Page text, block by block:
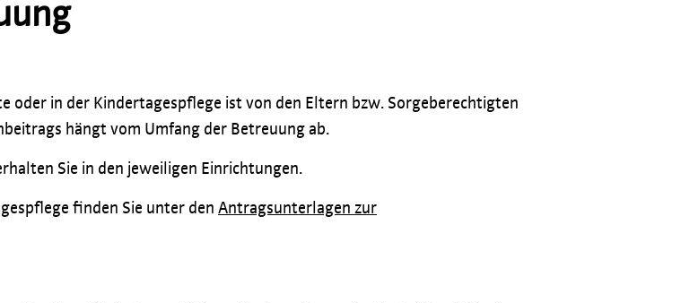
oder in der Kindertagespflege ist von den Eltern bzw. Sorgeberechtigten
hängt vom Umfang der Betreuung ab.
Sie in den jeweiligen Einrichtungen.
finden Sie unter den Antragsunterlagen zur